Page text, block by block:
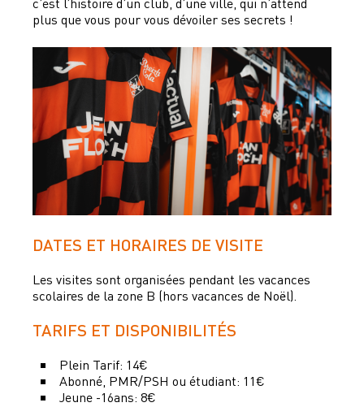
plus que vous pour vous dévoiler ses secrets !
DATES ET HORAIRES DE VISITE
Les visites sont organisées pendant les vacances
scolaires de la zone B (hors vacances de Noël).
TARIFS ET DISPONIBILITÉS
Plein Tarif: 14€
Abonné, PMR/PSH ou étudiant: 11€
Jeune -16ans: 8€